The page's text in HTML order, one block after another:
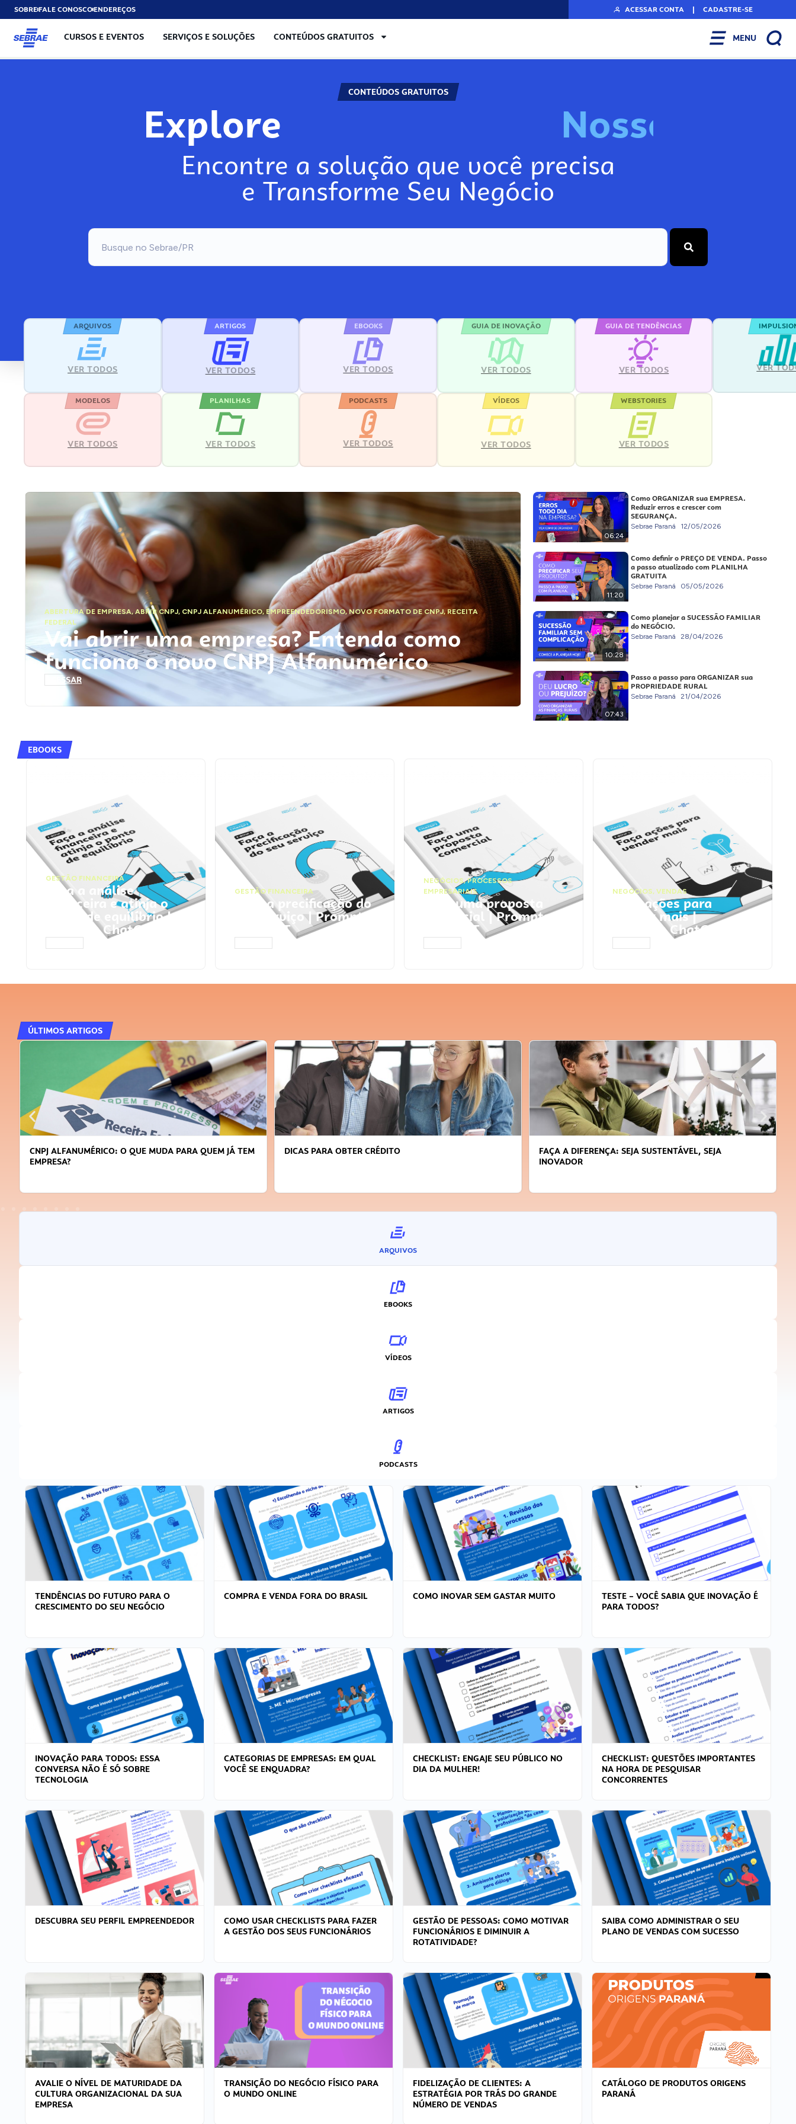
SOBREFALE CONOSCOENDEREÇOS ACESSAR CONTA | CADASTRE-SE
CURSOS E EVENTOS SERVIÇOS E SOLUÇÕES CONTEÚDOS GRATUITOS MENU
CONTEÚDOS GRATUITOS
Explore Nosso
Encontre a solução que você precisa
e Transforme Seu Negócio
ARQUIVOS
VER TODOS
ARTIGOS
VER TODOS
EBOOKS
VER TODOS
GUIA DE INOVAÇÃO
VER TODOS
GUIA DE TENDÊNCIAS
VER TODOS VER
MODELOS
VER TODOS
PLANILHAS
VER TODOS
PODCASTS
VER TODOS
VÍDEOS
VER TODOS
WEBSTORIES
VER TODOS
ABERTURA DE EMPRESA,ABRIR CNPJ, CNPJ ALFANUMÉRICO, EMPREENDEDORISMO,NOVO FORMATO DE CNPJ,RECEITA
FEDERAL
Vai abrir uma empresa? Entenda como
funciona o novo CNPJ Alfanumérico
ACESSAR
06:24
Como ORGANIZAR sua EMPRESA.
Reduzir erros e crescer com
SEGURANÇA.
Sebrae Paraná 12/05/2026
11:20
Como definir o PREÇO DE VENDA. Passo
a passo atualizado com PLANILHA
GRATUITA
Sebrae Paraná 05/05/2026
10:28
Como planejar a SUCESSÃO FAMILIAR
do NEGÓCIO.
Sebrae Paraná 28/04/2026
07:43
Passo a passo para ORGANIZAR sua
PROPRIEDADE RURAL
Sebrae Paraná 21/04/2026
EBOOKS
GESTÃO FINANCEIRA
Faça a análise
financeira e atinja o
ponto de equilíbrio |
Prompts ChatGPT
GESTÃO FINANCEIRA
Faça a precificação do
seu serviço | Prompts
ChatGPT
NEGÓCIOS,PROCESSOS
EMPRESARIAIS
Faça uma proposta
comercial | Prompts
ChatGPT
NEGÓCIOS, VENDAS
Faça ações para
vender mais |
Prompts ChatGPT
ÚLTIMOS ARTIGOS
CNPJ ALFANUMÉRICO: O QUE MUDA PARA QUEM JÁ TEM
EMPRESA?
DICAS PARA OBTER CRÉDITO
FAÇA A DIFERENÇA: SEJA SUSTENTÁVEL, SEJA
INOVADOR
ARQUIVOS
EBOOKS
VÍDEOS
ARTIGOS
PODCASTS
TENDÊNCIAS DO FUTURO PARA O
CRESCIMENTO DO SEU NEGÓCIO
COMPRA E VENDA FORA DO BRASIL COMO INOVAR SEM GASTAR MUITO
TESTE – VOCÊ SABIA QUE INOVAÇÃO É
PARA TODOS?
INOVAÇÃO PARA TODOS: ESSA
CONVERSA NÃO É SÓ SOBRE
TECNOLOGIA
CATEGORIAS DE EMPRESAS: EM QUAL
VOCÊ SE ENQUADRA?
CHECKLIST: ENGAJE SEU PÚBLICO NO
DIA DA MULHER!
CHECKLIST: QUESTÕES IMPORTANTES
NA HORA DE PESQUISAR
CONCORRENTES
DESCUBRA SEU PERFIL EMPREENDEDOR
COMO USAR CHECKLISTS PARA FAZER
A GESTÃO DOS SEUS FUNCIONÁRIOS
GESTÃO DE PESSOAS: COMO MOTIVAR
FUNCIONÁRIOS E DIMINUIR A
ROTATIVIDADE?
SAIBA COMO ADMINISTRAR O SEU
PLANO DE VENDAS COM SUCESSO
AVALIE O NÍVEL DE MATURIDADE DA
CULTURA ORGANIZACIONAL DA SUA
EMPRESA
TRANSIÇÃO DO NEGÓCIO FÍSICO PARA
O MUNDO ONLINE
FIDELIZAÇÃO DE CLIENTES: A
ESTRATÉGIA POR TRÁS DO GRANDE
NÚMERO DE VENDAS
CATÁLOGO DE PRODUTOS ORIGENS
PARANÁ